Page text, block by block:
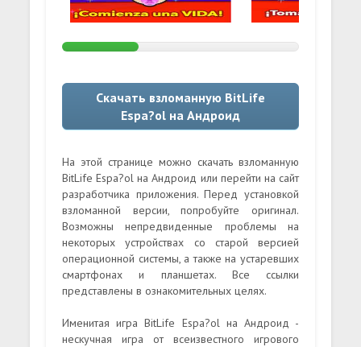
Скачать взломанную BitLife
Espa?ol на Андроид
На этой странице можно скачать взломанную
BitLife Espa?ol на Андроид или перейти на сайт
разработчика приложения. Перед установкой
взломанной версии, попробуйте оригинал.
Возможны непредвиденные проблемы на
некоторых устройствах со старой версией
операционной системы, а также на устаревших
смартфонах и планшетах. Все ссылки
представлены в ознакомительных целях.
Именитая игра BitLife Espa?ol на Андроид -
нескучная игра от всеизвестного игрового